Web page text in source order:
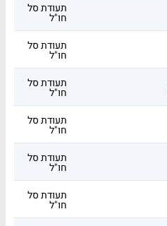
תעודת סל
חו"ל
תעודת סל
חו"ל
תעודת סל
חו"ל
תעודת סל
חו"ל
תעודת סל
חו"ל
תעודת סל
חו"ל